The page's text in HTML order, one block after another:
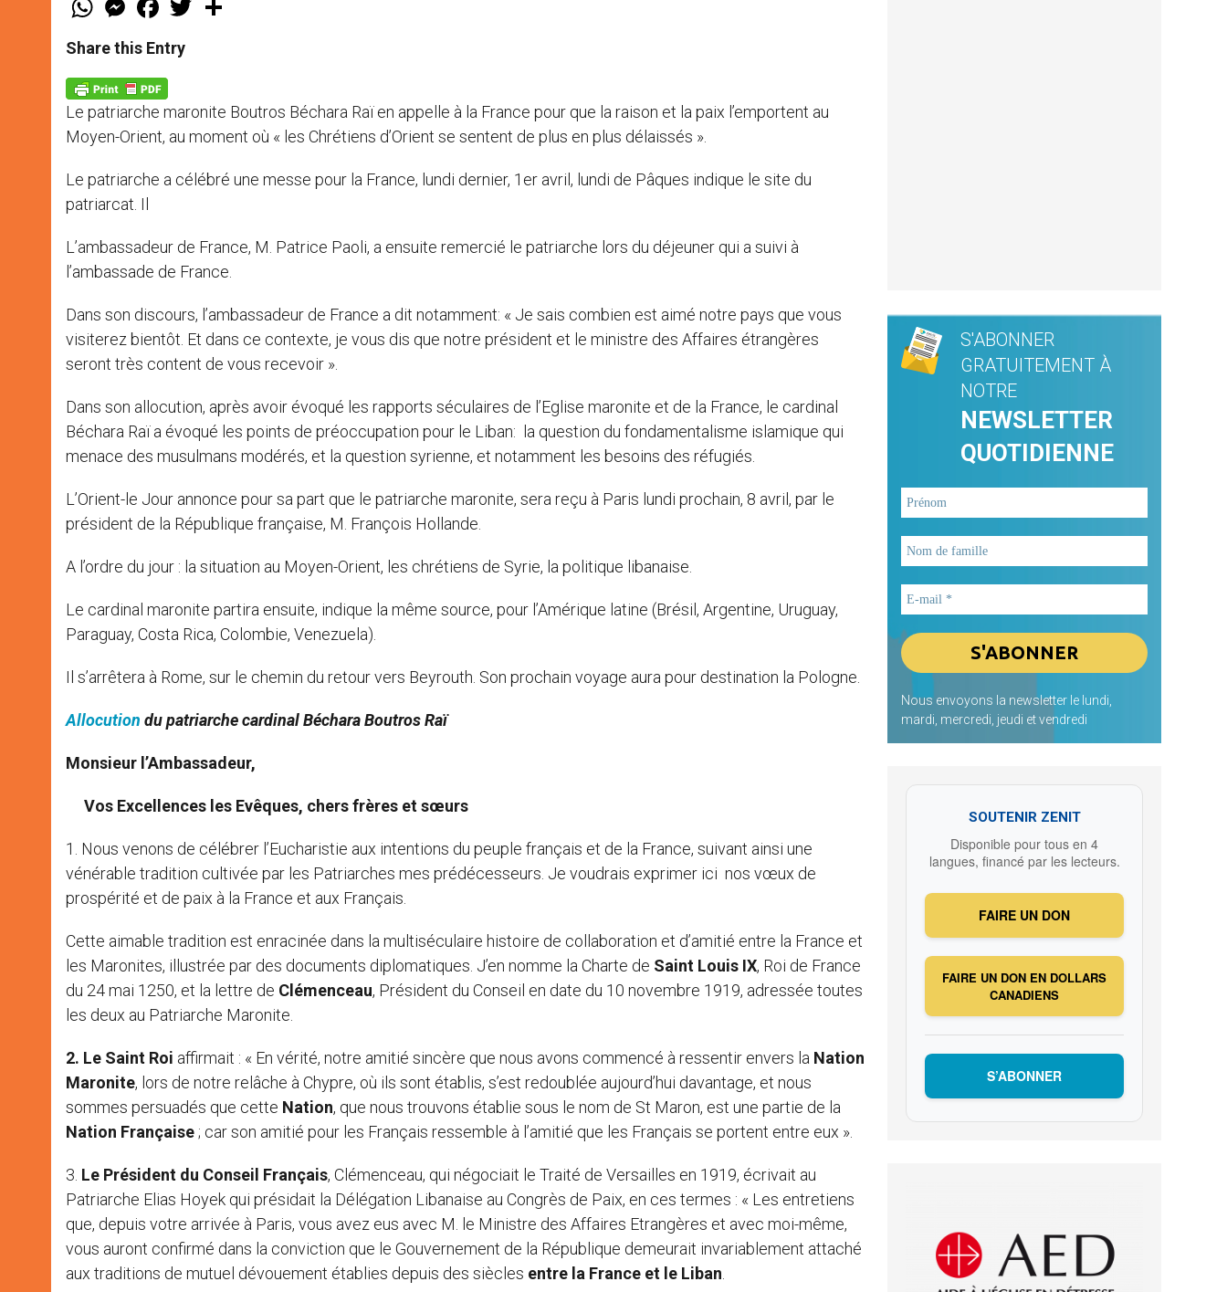
t
s
p
p
e
s
e
g
e
r
a
e
b
k
w
Share this Entry
Le patriarche maronite Boutros Béchara Raï en appelle à la France pour que la raison et la paix l’emportent au
Moyen-Orient, au moment où « les Chrétiens d’Orient se sentent de plus en plus délaissés ».
Le patriarche a célébré une messe pour la France, lundi dernier, 1er avril, lundi de Pâques indique le site du
patriarcat. Il
L’ambassadeur de France, M. Patrice Paoli, a ensuite remercié le patriarche lors du déjeuner qui a suivi à
l’ambassade de France.
Dans son discours, l’ambassadeur de France a dit notamment: « Je sais combien est aimé notre pays que vous
visiterez bientôt. Et dans ce contexte, je vous dis que notre président et le ministre des Affaires étrangères
seront très content de vous recevoir ».
Dans son allocution, après avoir évoqué les rapports séculaires de l’Eglise maronite et de la France, le cardinal
Béchara Raï a évoqué les points de préoccupation pour le Liban: la question du fondamentalisme islamique qui
menace des musulmans modérés, et la question syrienne, et notamment les besoins des réfugiés.
L’Orient-le Jour annonce pour sa part que le patriarche maronite, sera reçu à Paris lundi prochain, 8 avril, par le
président de la République française, M. François Hollande.
A l’ordre du jour : la situation au Moyen-Orient, les chrétiens de Syrie, la politique libanaise.
Le cardinal maronite partira ensuite, indique la même source, pour l’Amérique latine (Brésil, Argentine, Uruguay,
Paraguay, Costa Rica, Colombie, Venezuela).
Il s’arrêtera à Rome, sur le chemin du retour vers Beyrouth. Son prochain voyage aura pour destination la Pologne.
Allocution du patriarche cardinal Béchara Boutros Raï
Monsieur l’Ambassadeur,
Vos Excellences les Evêques, chers frères et sœurs
1. Nous venons de célébrer l’Eucharistie aux intentions du peuple français et de la France, suivant ainsi une
vénérable tradition cultivée par les Patriarches mes prédécesseurs. Je voudrais exprimer ici nos vœux de
prospérité et de paix à la France et aux Français.
Cette aimable tradition est enracinée dans la multiséculaire histoire de collaboration et d’amitié entre la France et
les Maronites, illustrée par des documents diplomatiques. J’en nomme la Charte de Saint Louis IX, Roi de France
du 24 mai 1250, et la lettre de Clémenceau, Président du Conseil en date du 10 novembre 1919, adressée toutes
les deux au Patriarche Maronite.
2. Le Saint Roi affirmait : « En vérité, notre amitié sincère que nous avons commencé à ressentir envers la Nation
Maronite, lors de notre relâche à Chypre, où ils sont établis, s’est redoublée aujourd’hui davantage, et nous
sommes persuadés que cette Nation, que nous trouvons établie sous le nom de St Maron, est une partie de la
Nation Française; car son amitié pour les Français ressemble à l’amitié que les Français se portent entre eux ».
3. Le Président du Conseil Français, Clémenceau, qui négociait le Traité de Versailles en 1919, écrivait au
Patriarche Elias Hoyek qui présidait la Délégation Libanaise au Congrès de Paix, en ces termes : « Les entretiens
que, depuis votre arrivée à Paris, vous avez eus avec M. le Ministre des Affaires Etrangères et avec moi-même,
vous auront confirmé dans la conviction que le Gouvernement de la République demeurait invariablement attaché
aux traditions de mutuel dévouement établies depuis des siècles entre la France et le Liban
S'ABONNER
GRATUITEMENT À
NOTRE
NEWSLETTER
QUOTIDIENNE
Nous envoyons la newsletter le lundi,
mardi, mercredi, jeudi et vendredi
SOUTENIR ZENIT
Disponible pour tous en 4
langues, financé par les lecteurs.
FAIRE UN DON
FAIRE UN DON EN DOLLARS
CANADIENS
S’ABONNER